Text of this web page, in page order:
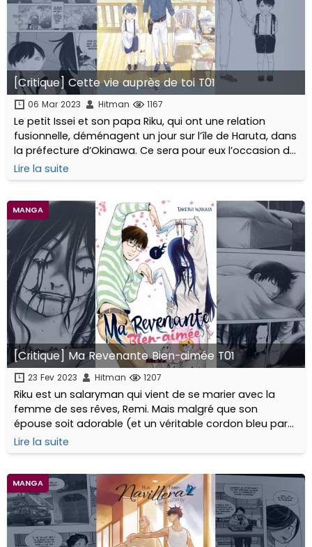
[Critique] Cette vie auprès de toi T01
06 Mar 2023 Hitman 1167
Le petit Issei et son papa Riku, qui ont une relation
fusionnelle, déménagent un jour sur l’île de Haruta, dans
la préfecture d’Okinawa. Ce sera pour eux l’occasion de
faire des rencontres très enrichissantes...
Lire la suite
MANGA
[Critique] Ma Revenante Bien-aimée T01
23 Fev 2023 Hitman 1207
Riku est un salaryman qui vient de se marier avec la
femme de ses rêves, Remi. Mais malgré que son
épouse soit adorable (et un véritable cordon bleu par-
dessus le marché), elle reste quand même une
revenante...
Lire la suite
MANGA